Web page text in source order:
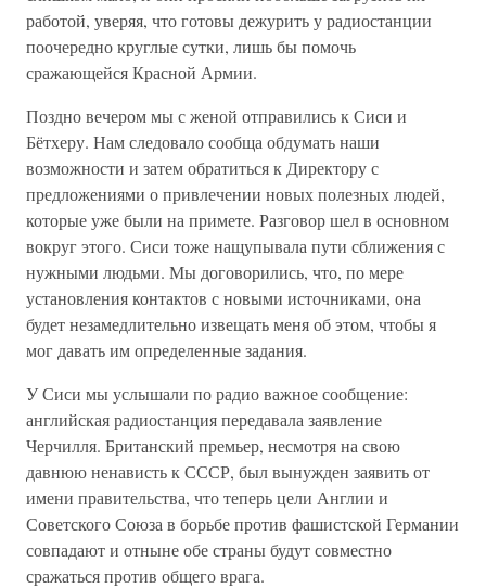
работой, уверяя, что готовы дежурить у радиостанции
поочередно круглые сутки, лишь бы помочь
сражающейся Красной Армии.
Поздно вечером мы с женой отправились к Сиси и
Бётхеру. Нам следовало сообща обдумать наши
возможности и затем обратиться к Директору с
предложениями о привлечении новых полезных людей,
которые уже были на примете. Разговор шел в основном
вокруг этого. Сиси тоже нащупывала пути сближения с
нужными людьми. Мы договорились, что, по мере
установления контактов с новыми источниками, она
будет незамедлительно извещать меня об этом, чтобы я
мог давать им определенные задания.
У Сиси мы услышали по радио важное сообщение:
английская радиостанция передавала заявление
Черчилля. Британский премьер, несмотря на свою
давнюю ненависть к СССР, был вынужден заявить от
имени правительства, что теперь цели Англии и
Советского Союза в борьбе против фашистской Германии
совпадают и отныне обе страны будут совместно
сражаться против общего врага.